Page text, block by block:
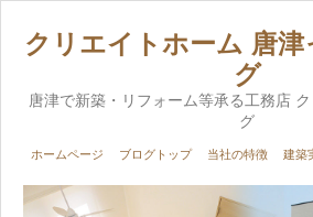
クリエイトホーム 唐津
グ
唐津で新築・リフォーム等承る工務店
グ
ホームページ ブログトップ 当社の特徴 建築